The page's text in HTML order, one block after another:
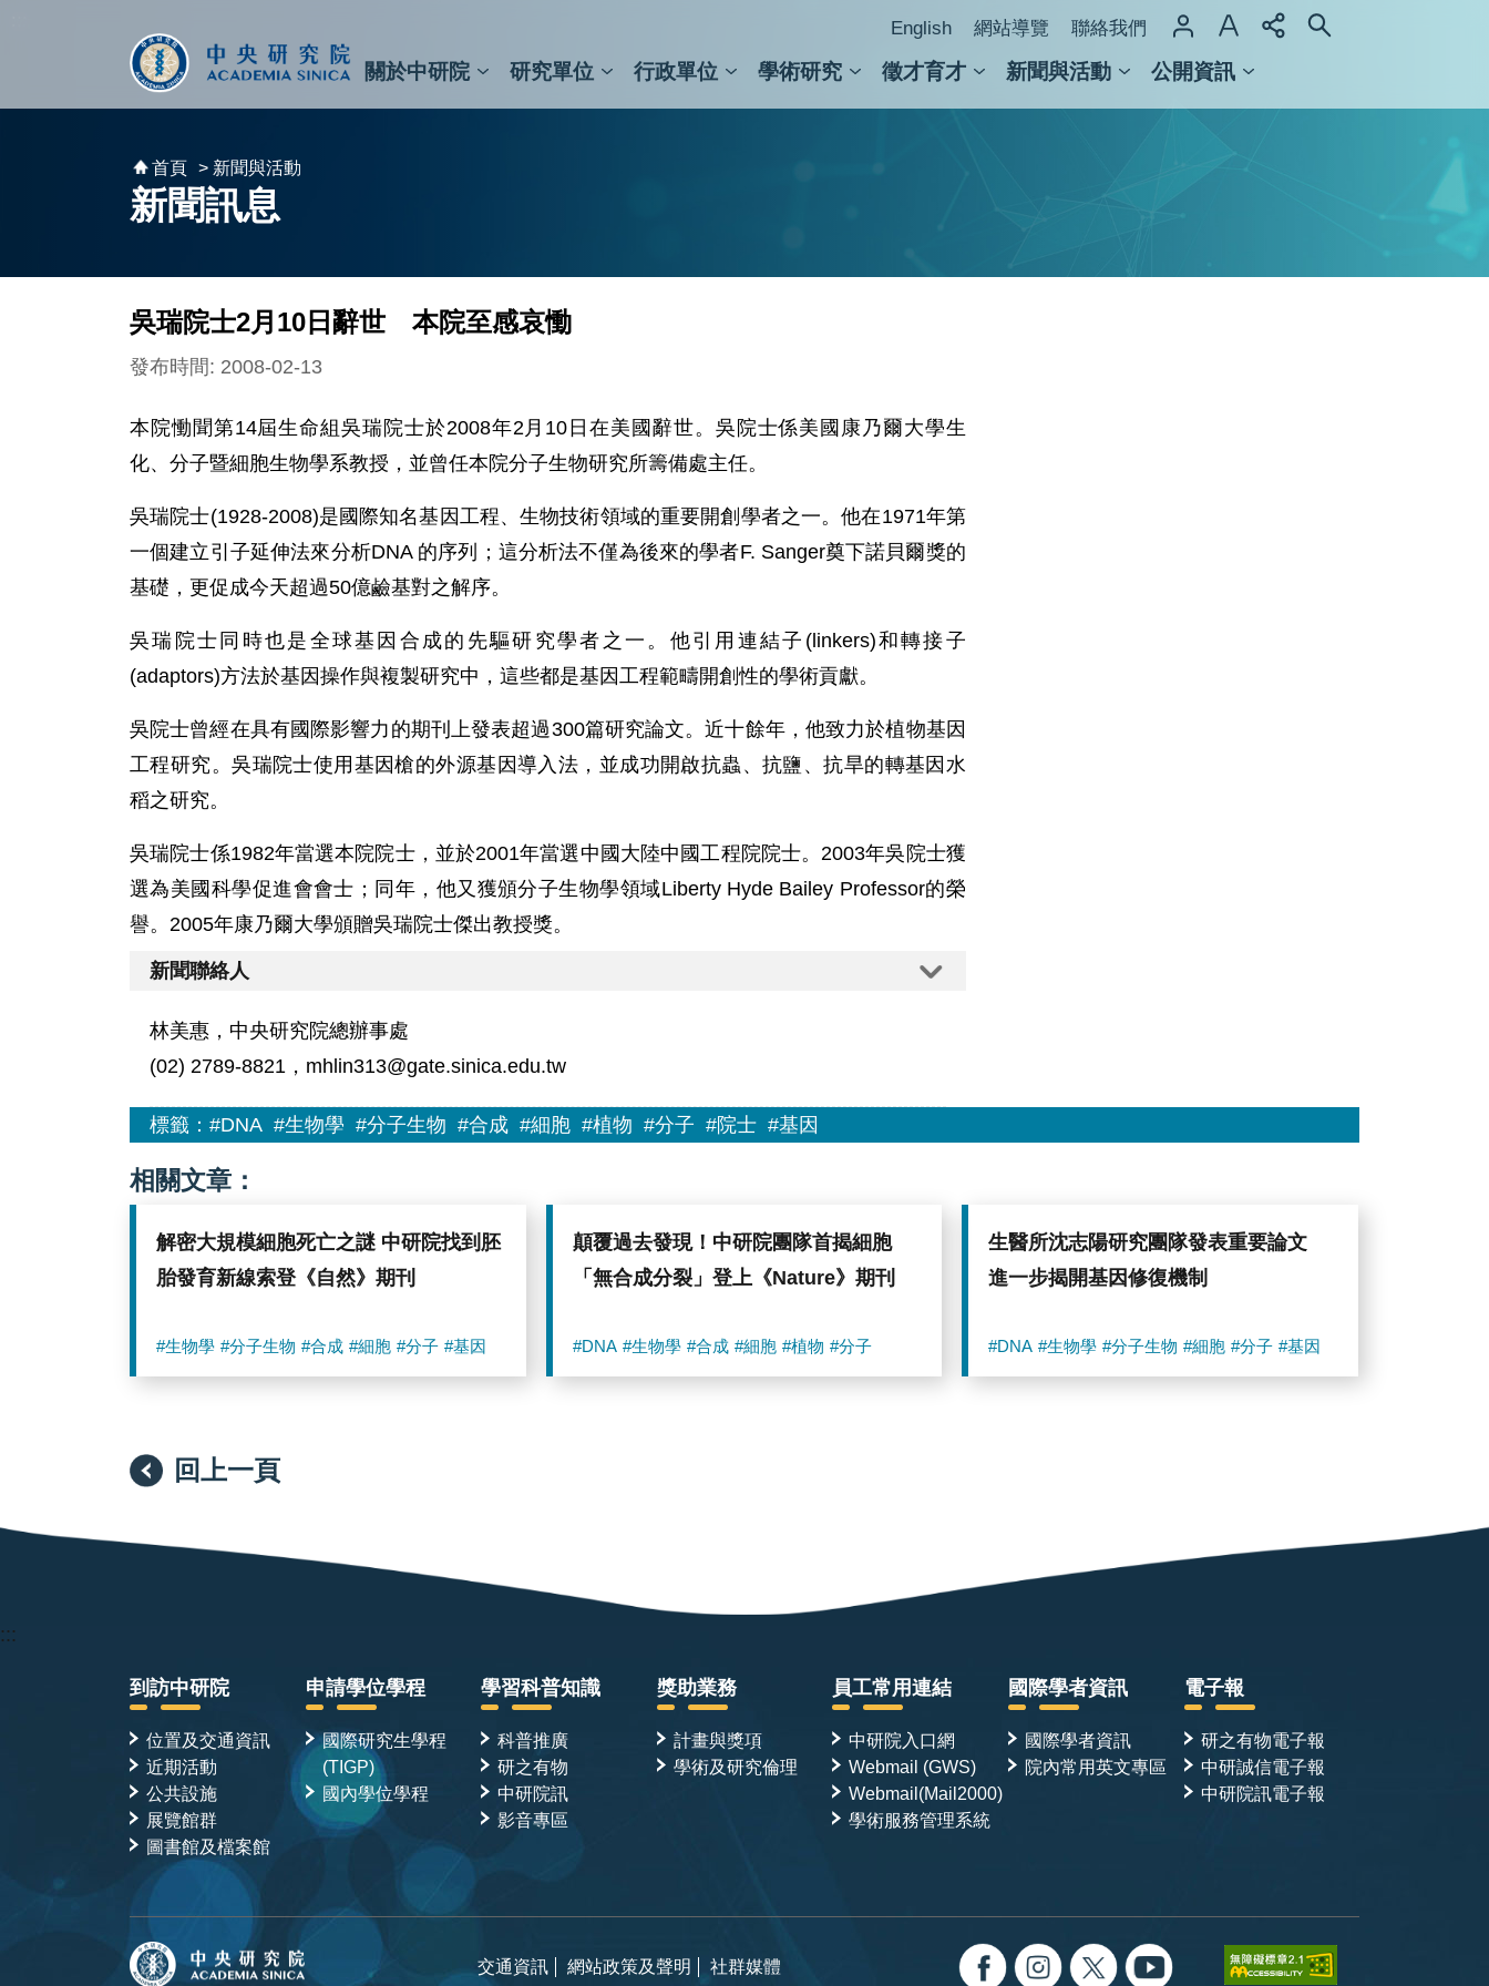
English 網站導覽 聯絡我們
關於中研院 研究單位 行政單位 學術研究 徵才育才 新聞與活動 公開資訊
首頁 > 新聞與活動
新聞訊息
吳瑞院士2月10日辭世 本院至感哀慟
發布時間: 2008-02-13
本院慟聞第14屆生命組吳瑞院士於2008年2月10日在美國辭世。吳院士係美國康乃爾大學生
化、分子暨細胞生物學系教授，並曾任本院分子生物研究所籌備處主任。
吳瑞院士(1928-2008)是國際知名基因工程、生物技術領域的重要開創學者之一。他在1971年第
一個建立引子延伸法來分析DNA 的序列；這分析法不僅為後來的學者F. Sanger奠下諾貝爾獎的
基礎，更促成今天超過50億鹼基對之解序。
吳瑞院士同時也是全球基因合成的先驅研究學者之一。他引用連結子(linkers)和轉接子
(adaptors)方法於基因操作與複製研究中，這些都是基因工程範疇開創性的學術貢獻。
吳院士曾經在具有國際影響力的期刊上發表超過300篇研究論文。近十餘年，他致力於植物基因
工程研究。吳瑞院士使用基因槍的外源基因導入法，並成功開啟抗蟲、抗鹽、抗旱的轉基因水
稻之研究。
吳瑞院士係1982年當選本院院士，並於2001年當選中國大陸中國工程院院士。2003年吳院士獲
選為美國科學促進會會士；同年，他又獲頒分子生物學領域Liberty Hyde Bailey Professor的榮
譽。2005年康乃爾大學頒贈吳瑞院士傑出教授獎。
新聞聯絡人
林美惠，中央研究院總辦事處
(02) 2789-8821，mhlin313@gate.sinica.edu.tw
標籤：#DNA #生物學 #分子生物 #合成 #細胞 #植物 #分子 #院士 #基因
相關文章：
解密大規模細胞死亡之謎 中研院找到胚
胎發育新線索登《自然》期刊
#生物學 #分子生物 #合成 #細胞 #分子 #基因
顛覆過去發現！中研院團隊首揭細胞
「無合成分裂」登上《Nature》期刊
#DNA #生物學 #合成 #細胞 #植物 #分子
生醫所沈志陽研究團隊發表重要論文
進一步揭開基因修復機制
#DNA #生物學 #分子生物 #細胞 #分子 #基因
回上一頁
:::
到訪中研院
位置及交通資訊
近期活動
公共設施
展覽館群
圖書館及檔案館
申請學位學程
國際研究生學程
(TIGP)
國內學位學程
學習科普知識
科普推廣
研之有物
中研院訊
影音專區
獎助業務
計畫與獎項
學術及研究倫理
員工常用連結
中研院入口網
Webmail (GWS)
Webmail(Mail2000)
學術服務管理系統
國際學者資訊
國際學者資訊
院內常用英文專區
電子報
研之有物電子報
中研誠信電子報
中研院訊電子報
交通資訊 網站政策及聲明 社群媒體